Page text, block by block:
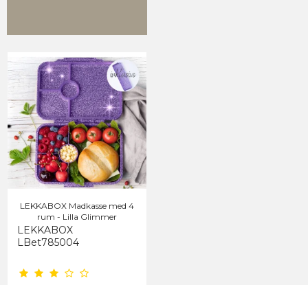
LEKKABOX Madkasse med 4
rum - Lilla Glimmer
LEKKABOX
LBet785004